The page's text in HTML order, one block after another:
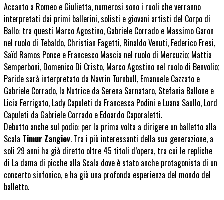
Accanto a Romeo e Giulietta, numerosi sono i ruoli che verranno
interpretati dai primi ballerini, solisti e giovani artisti del Corpo di
Ballo: tra questi Marco Agostino, Gabriele Corrado e Massimo Garon
nel ruolo di Tebaldo, Christian Fagetti, Rinaldo Venuti, Federico Fresi,
Saïd Ramos Ponce e Francesco Mascia nel ruolo di Mercuzio; Mattia
Semperboni, Domenico Di Cristo, Marco Agostino nel ruolo di Benvolio;
Paride sarà interpretato da Navrin Turnbull, Emanuele Cazzato e
Gabriele Corrado, la Nutrice da Serena Sarnataro, Stefania Ballone e
Licia Ferrigato, Lady Capuleti da Francesca Podini e Luana Saullo, Lord
Capuleti da Gabriele Corrado e Edoardo Caporaletti.
Debutto anche sul podio: per la prima volta a dirigere un balletto alla
Scala Timur Zangiev. Tra i più interessanti della sua generazione, a
soli 29 anni ha già diretto oltre 45 titoli d’opera, tra cui le repliche
di La dama di picche alla Scala dove è stato anche protagonista di un
concerto sinfonico, e ha già una profonda esperienza del mondo del
balletto.